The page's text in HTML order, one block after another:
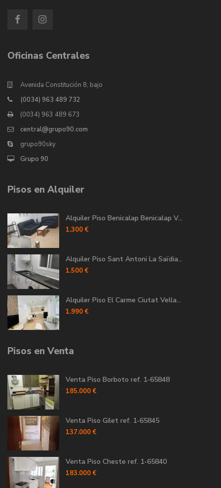
Oficinas Centrales
Avenida Constitución 8, bajo
(0034) 963 489 732
(0034) 963 489 673
central@grupo90.com
grupo90sky
Grupo 90
Pisos en Alquiler
Alquiler Piso Benicalap Benicalap V...
1.300 €
Alquiler Piso Sant Antoni La Saïdia...
1.500 €
Alquiler Piso El Carme Ciutat Vella...
1.990 €
Pisos en Venta
Venta Piso Borboto ref. 1-65848
185.000 €
Venta Piso Gilet ref. 1-65845
137.000 €
Venta Piso Cheste ref. 1-65840
183.000 €